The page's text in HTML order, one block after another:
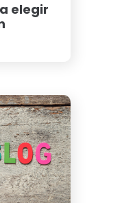
elegir